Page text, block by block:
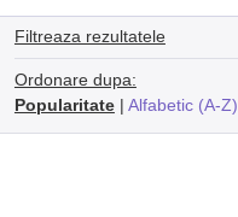
Filtreaza rezultatele
Ordonare dupa:
Popularitate| Alfabetic (A-Z)